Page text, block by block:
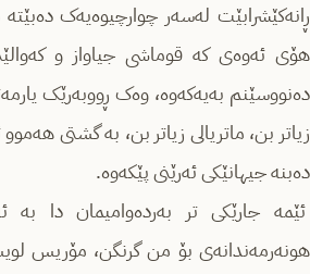
ڕانەکێشرابێت لەسەر چوارچیوەیەک
هۆی ئەوەی کە قوماشی جیاواز و
دەنووسێنم بەیەکەوە، وەک ڕووبەرێک
زیاتر بن، ماتریالی زیاتر بن، بە گشتی هەموو
دەبنە جیهانێکی ئەرێنی پێکەوە.
ئێمە جارێکی تر بەردەوامیمان دا بە
هونەرمەندانەی بۆ من گرنگن، مۆریس